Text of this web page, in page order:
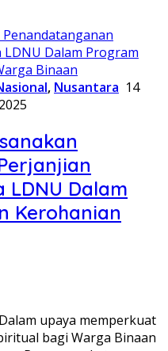
, Nusantara 14
LDNU Dalam
Kerohanian
upaya memperkuat
bagi Warga Binaan